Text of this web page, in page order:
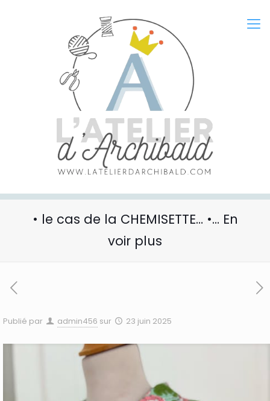
• le cas de la CHEMISETTE… •… En
voir plus
Publié par admin456 sur 23 juin 2025